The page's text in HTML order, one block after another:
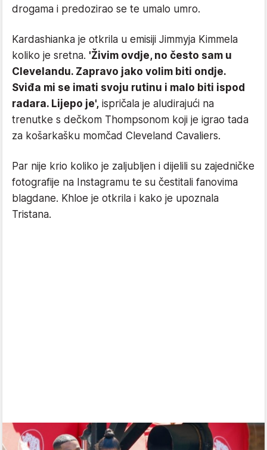
drogama i predozirao se te umalo umro.
Kardashianka je otkrila u emisiji Jimmyja Kimmela
koliko je sretna. 'Živim ovdje, no često sam u
Clevelandu. Zapravo jako volim biti ondje.
Sviđa mi se imati svoju rutinu i malo biti ispod
radara. Lijepo je', ispričala je aludirajući na
trenutke s dečkom Thompsonom koji je igrao tada
za košarkašku momčad Cleveland Cavaliers.
Par nije krio koliko je zaljubljen i dijelili su zajedničke
fotografije na Instagramu te su čestitali fanovima
blagdane. Khloe je otkrila i kako je upoznala
Tristana.